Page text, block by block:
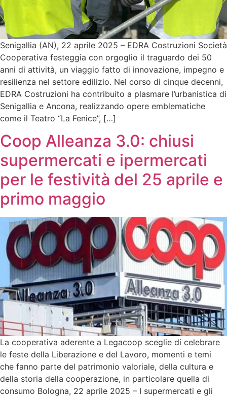
Senigallia (AN), 22 aprile 2025 – EDRA Costruzioni Società
Cooperativa festeggia con orgoglio il traguardo dei 50
anni di attività, un viaggio fatto di innovazione, impegno e
resilienza nel settore edilizio. Nel corso di cinque decenni,
EDRA Costruzioni ha contribuito a plasmare l’urbanistica di
Senigallia e Ancona, realizzando opere emblematiche
come il Teatro “La Fenice”, […]
Coop Alleanza 3.0: chiusi
supermercati e ipermercati
per le festività del 25 aprile e
primo maggio
La cooperativa aderente a Legacoop sceglie di celebrare
le feste della Liberazione e del Lavoro, momenti e temi
che fanno parte del patrimonio valoriale, della cultura e
della storia della cooperazione, in particolare quella di
consumo Bologna, 22 aprile 2025 – I supermercati e gli